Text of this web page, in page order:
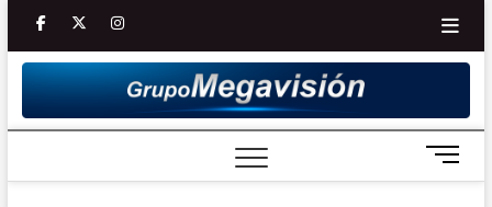
Saltar
contenido
facebooktwitter
Youtube
instagram
B
o